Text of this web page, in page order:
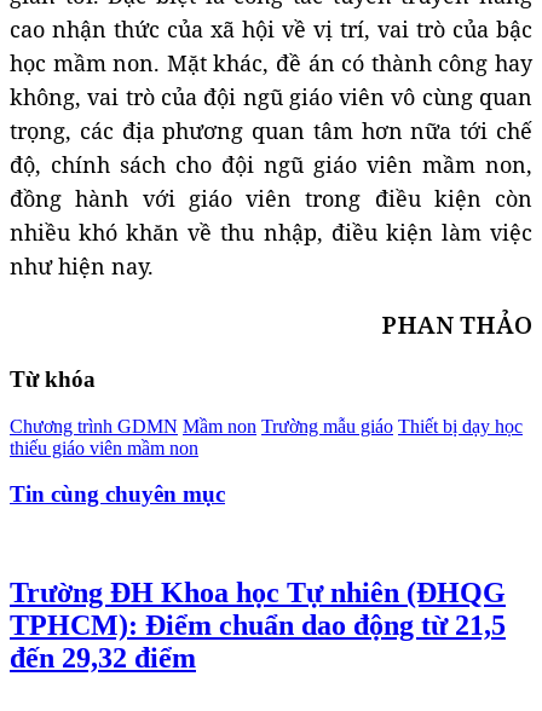
cao nhận thức của xã hội về vị trí, vai trò của bậc
học mầm non. Mặt khác, đề án có thành công hay
không, vai trò của đội ngũ giáo viên vô cùng quan
trọng, các địa phương quan tâm hơn nữa tới chế
độ, chính sách cho đội ngũ giáo viên mầm non,
đồng hành với giáo viên trong điều kiện còn
nhiều khó khăn về thu nhập, điều kiện làm việc
như hiện nay.
PHAN THẢO
Từ khóa
Chương trình GDMN Mầm non Trường mẫu giáo Thiết bị dạy học
thiếu giáo viên mầm non
Tin cùng chuyên mục
Trường ĐH Khoa học Tự nhiên (ĐHQG
TPHCM): Điểm chuẩn dao động từ 21,5
đến 29,32 điểm